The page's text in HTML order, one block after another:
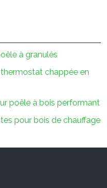
à granulés
chappée en
poêle à bois performant
pour bois de chauffage